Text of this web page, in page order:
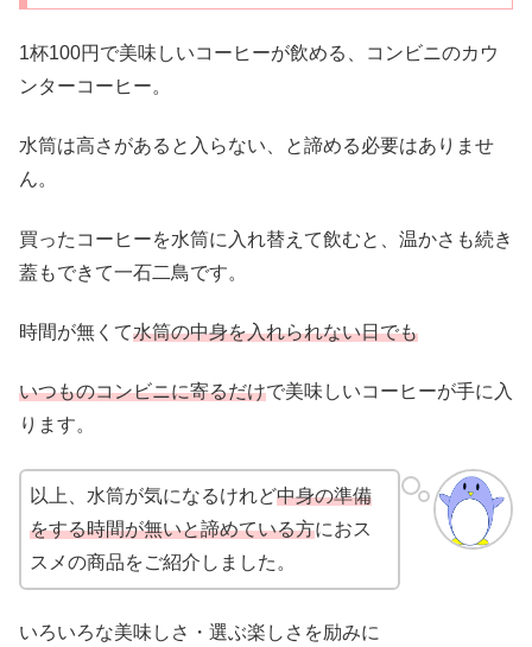
1杯100円で美味しいコーヒーが飲める、コンビニのカウ
ンターコーヒー。
水筒は高さがあると入らない、と諦める必要はありませ
ん。
買ったコーヒーを水筒に入れ替えて飲むと、温かさも続き
蓋もできて一石二鳥です。
時間が無くて水筒の中身を入れられない日でも
いつものコンビニに寄るだけで美味しいコーヒーが手に入
ります。
以上、水筒が気になるけれど中身の準備
をする時間が無いと諦めている方におス
スメの商品をご紹介しました。
いろいろな美味しさ・選ぶ楽しさを励みに